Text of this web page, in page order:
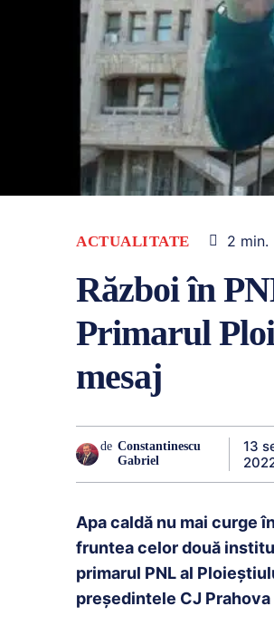
ACTUALITATE 2 min.
Război în
Primarul
mesaj
de Constantinescu
Gabriel
13
Apa caldă nu mai curge
fruntea celor două
primarul PNL al
președintele CJ